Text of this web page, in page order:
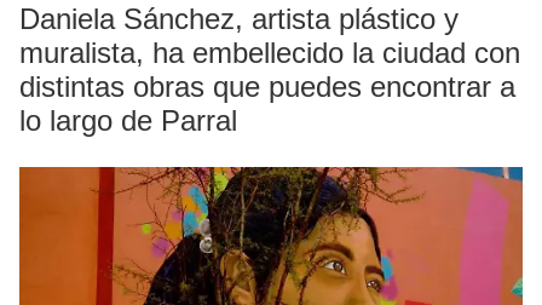
Daniela Sánchez, artista plástico y
muralista, ha embellecido la ciudad con
distintas obras que puedes encontrar a
lo largo de Parral